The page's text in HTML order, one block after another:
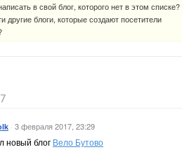
в свой блог, которого нет в этом списке?
другие блоги, которые создают посетители
· 3 февраля 2017, 23:29
новый блог Вело Бутово